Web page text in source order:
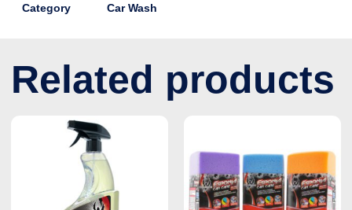
Category
Car Wash
Related products